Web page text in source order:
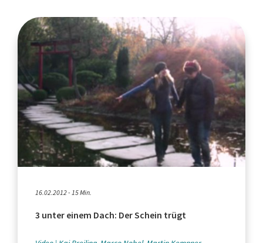
16.02.2012 - 15 Min.
3 unter einem Dach: Der Schein trügt